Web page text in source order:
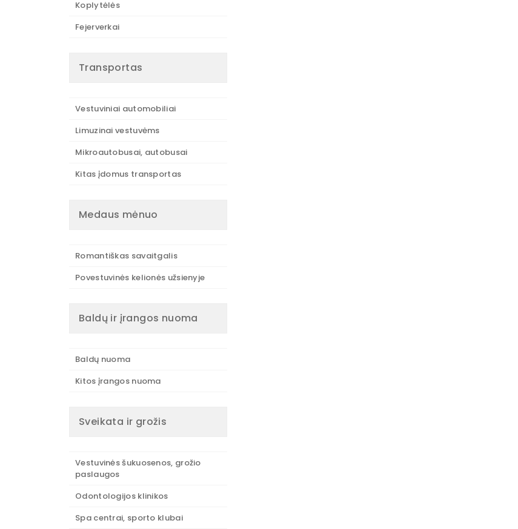
Koplytėlės
Fejerverkai
Transportas
Vestuviniai automobiliai
Limuzinai vestuvėms
Mikroautobusai, autobusai
Kitas įdomus transportas
Medaus mėnuo
Romantiškas savaitgalis
Povestuvinės kelionės užsienyje
Baldų ir įrangos nuoma
Baldų nuoma
Kitos įrangos nuoma
Sveikata ir grožis
Vestuvinės šukuosenos, grožio
paslaugos
Odontologijos klinikos
Spa centrai, sporto klubai